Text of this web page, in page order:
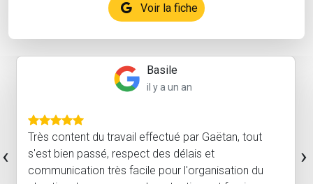
Voir la fiche
Basile
il y a un an
Très content du travail effectué par Gaëtan, tout
s'est bien passé, respect des délais et
communication très facile pour l'organisation du
‹ ›